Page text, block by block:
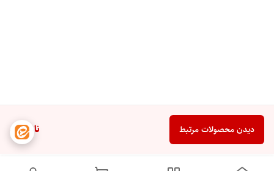
ناموجود دیدن محصولات مرتبط